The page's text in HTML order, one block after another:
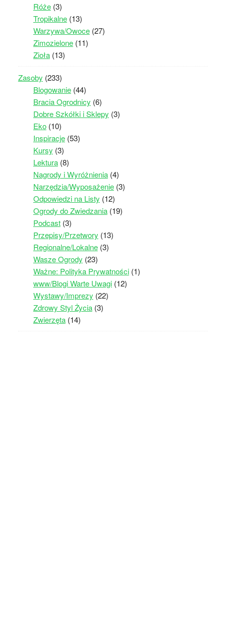
Róże(3)
Tropikalne(13)
Warzywa/Owoce(27)
Zimozielone(11)
Zioła(13)
Zasoby (233)
Blogowanie(44)
Bracia Ogrodnicy (6)
Dobre Szkółki i Sklepy (3)
Eko(10)
Inspiracje(53)
Kursy (3)
Lektura(8)
Nagrody i Wyróżnienia(4)
Narzędzia/Wyposażenie(3)
Odpowiedzi na Listy (12)
Ogrody do Zwiedzania(19)
Podcast(3)
Przepisy/Przetwory (13)
Regionalne/Lokalne(3)
Wasze Ogrody (23)
Ważne: Polityka Prywatności(1)
www/Blogi Warte Uwagi(12)
Wystawy/Imprezy (22)
Zdrowy Styl Życia(3)
Zwierzęta(14)